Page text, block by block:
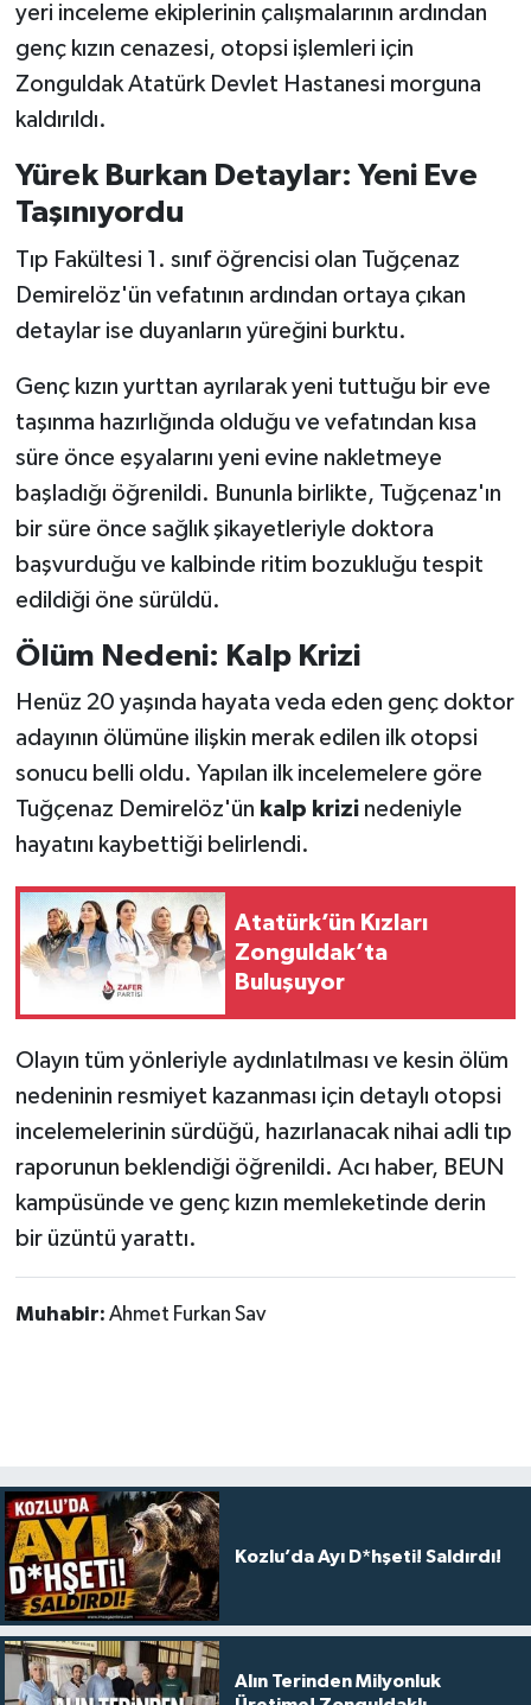
yeri inceleme ekiplerinin çalışmalarının ardından
genç kızın cenazesi, otopsi işlemleri için
Zonguldak Atatürk Devlet Hastanesi morguna
kaldırıldı.
Yürek Burkan Detaylar: Yeni Eve
Taşınıyordu
Tıp Fakültesi 1. sınıf öğrencisi olan Tuğçenaz
Demirelöz'ün vefatının ardından ortaya çıkan
detaylar ise duyanların yüreğini burktu.
Genç kızın yurttan ayrılarak yeni tuttuğu bir eve
taşınma hazırlığında olduğu ve vefatından kısa
süre önce eşyalarını yeni evine nakletmeye
başladığı öğrenildi. Bununla birlikte, Tuğçenaz'ın
bir süre önce sağlık şikayetleriyle doktora
başvurduğu ve kalbinde ritim bozukluğu tespit
edildiği öne sürüldü.
Ölüm Nedeni: Kalp Krizi
Henüz 20 yaşında hayata veda eden genç doktor
adayının ölümüne ilişkin merak edilen ilk otopsi
sonucu belli oldu. Yapılan ilk incelemelere göre
Tuğçenaz Demirelöz'ün kalp krizinedeniyle
hayatını kaybettiği belirlendi.
Atatürk’ün Kızları
Zonguldak’ta
Buluşuyor
Olayın tüm yönleriyle aydınlatılması ve kesin ölüm
nedeninin resmiyet kazanması için detaylı otopsi
incelemelerinin sürdüğü, hazırlanacak nihai adli tıp
raporunun beklendiği öğrenildi. Acı haber, BEUN
kampüsünde ve genç kızın memleketinde derin
bir üzüntü yarattı.
Muhabir: Ahmet Furkan Sav
Kozlu’da Ayı D*hşeti! Saldırdı!
Alın Terinden Milyonluk